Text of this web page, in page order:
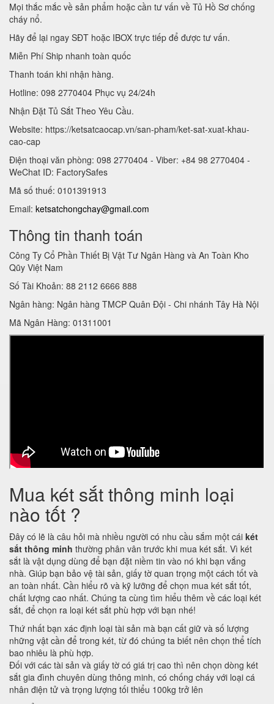
Mọi thắc mắc về sản phẩm hoặc cần tư vấn về Tủ Hồ Sơ chống
cháy nổ.
Hãy để lại ngay SĐT hoặc IBOX trực tiếp để được tư vấn.
Miễn Phí Ship nhanh toàn quốc
Thanh toán khi nhận hàng.
Hotline: 098 2770404 Phục vụ 24/24h
Nhận Đặt Tủ Sắt Theo Yêu Cầu.
Website: https://ketsatcaocap.vn/san-pham/ket-sat-xuat-khau-
cao-cap
Điện thoại văn phòng: 098 2770404 - Viber: +84 98 2770404 -
WeChat ID: FactorySafes
Mã số thuế: 0101391913
Email: ketsatchongchay@gmail.com
Thông tin thanh toán
Công Ty Cổ Phần Thiết Bị Vật Tư Ngân Hàng và An Toàn Kho
Qũy Việt Nam
Số Tài Khoản: 88 2112 6666 888
Ngân hàng: Ngân hàng TMCP Quân Đội - Chi nhánh Tây Hà Nội
Mã Ngân Hàng: 01311001
Mua két sắt thông minh loại
nào tốt ?
Đây có lẽ là câu hỏi mà nhiều người có nhu cầu sắm một cái két
sắt thông minh thường phân vân trước khi mua két sắt. Vì két
sắt là vật dụng dùng để bạn đặt niềm tin vào nó khi bạn vắng
nhà. Giúp bạn bảo vệ tài sản, giấy tờ quan trọng một cách tốt và
an toàn nhất. Cần hiểu rõ và kỹ lưỡng để chọn mua két sắt tốt,
chất lượng cao nhất. Chúng ta cùng tìm hiểu thêm về các loại két
sắt, để chọn ra loại két sắt phù hợp với bạn nhé!
Thứ nhất bạn xác định loại tài sản mà bạn cất giữ và số lượng
những vật cần để trong két, từ đó chúng ta biết nên chọn thể tích
bao nhiêu là phù hợp.
Đối với các tài sản và giấy tờ có giá trị cao thì nên chọn dòng két
sắt gia đình chuyên dùng thông minh, có chống cháy với loại cá
nhân điện tử và trọng lượng tối thiểu 100kg trở lên